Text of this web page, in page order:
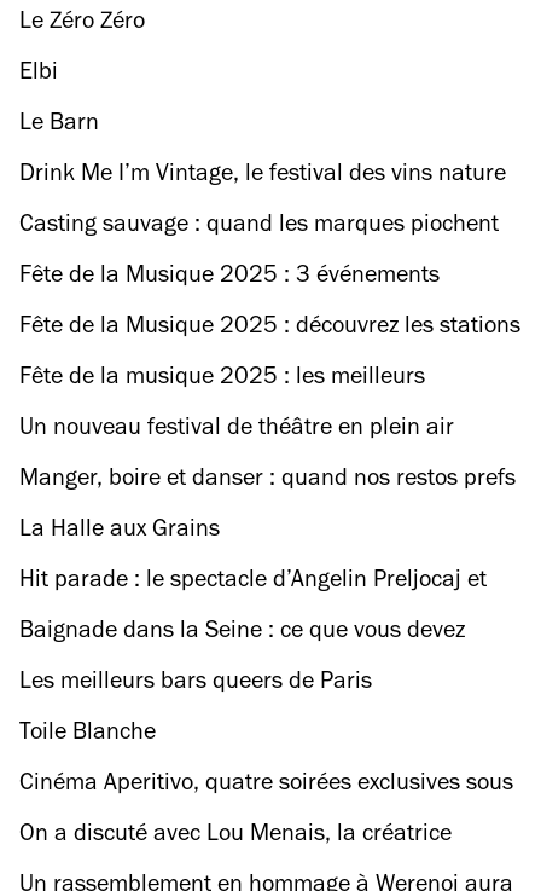
moment
Le Zéro Zéro
Elbi
Le Barn
Drink Me I’m Vintage, le festival des vins nature
qui ont de la bouteille
Casting sauvage : quand les marques piochent
leurs mannequins dans la rue avant la Fashion
Week
Fête de la Musique 2025 : 3 événements
gratuits à ne pas manquer sur la Petite Ceinture
à Paris
Fête de la Musique 2025 : découvrez les stations
de métro et RER qui resteront ouvertes toute la
nuit en Ile-de-France
Fête de la musique 2025 : les meilleurs
événements célébrant le hip-hop et les sonorités
afro-descendants où aller pogoter
Un nouveau festival de théâtre en plein air
s’installe à la Villette (et c’est gratuit!)
Manger, boire et danser : quand nos restos prefs
fêtent la musique
La Halle aux Grains
Hit parade : le spectacle d’Angelin Preljocaj et
Thomas Bangalter (Daft Punk) fait son retour à
la Seine Musicale
Baignade dans la Seine : ce que vous devez
savoir avant de plonger
Les meilleurs bars queers de Paris
Toile Blanche
Cinéma Aperitivo, quatre soirées exclusives sous
les étoiles
On a discuté avec Lou Menais, la créatrice
parisienne dont tout le monde parle